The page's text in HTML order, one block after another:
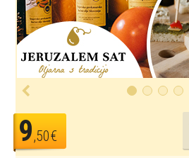
9,50€